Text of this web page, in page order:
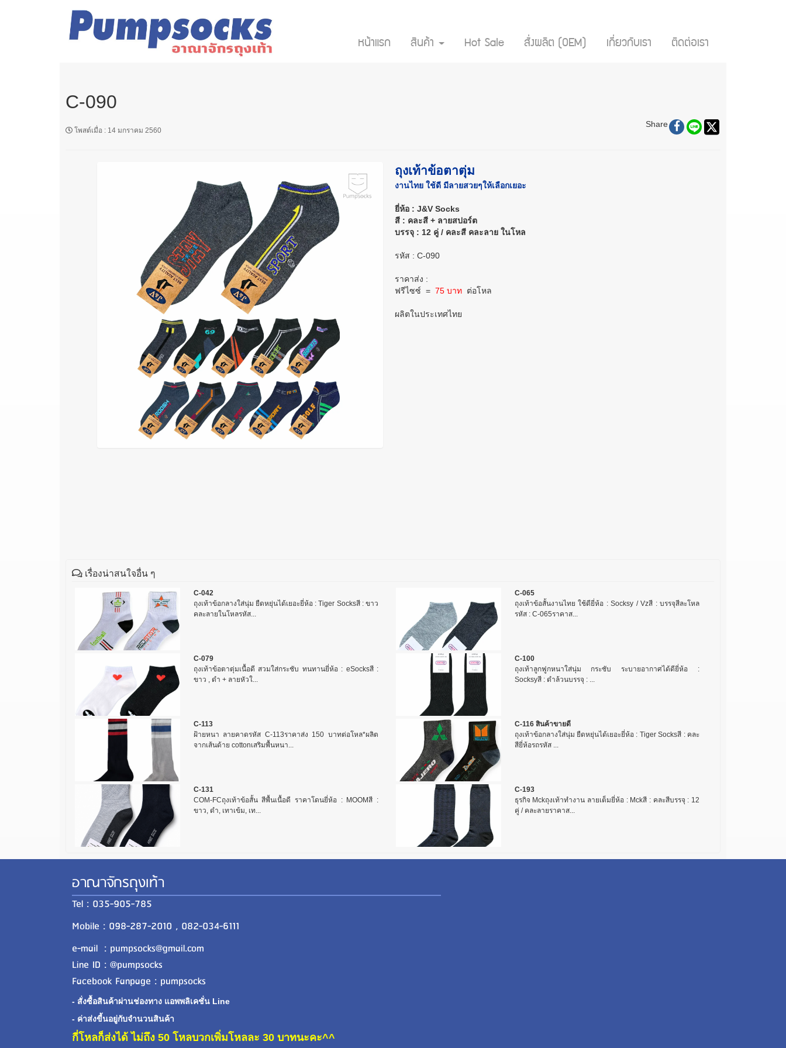
หน้าแรก สินค้า Hot Sale สั่งผลิต (OEM) เกี่ยวกับเรา ติดต่อเรา
C-090
โพสต์เมื่อ : 14 มกราคม 2560
Share
ถุงเท้าข้อตาตุ่ม
งานไทย ใช้ดี มีลายสวยๆให้เลือกเยอะ
ยี่ห้อ : J&V Socks
สี : คละสี + ลายสปอร์ต
บรรจุ : 12 คู่ / คละสี คละลาย ในโหล
รหัส : C-090
ราคาส่ง :
ฟรีไซซ์ = 75 บาท ต่อโหล
ผลิตในประเทศไทย
เรื่องน่าสนใจอื่น ๆ
C-042
ถุงเท้าข้อกลางใส่นุ่ม ยืดหยุ่นได้เยอะยี่ห้อ : Tiger Socksสี : ขาว
คละลายในโหลรหัส...
C-065
ถุงเท้าข้อสั้นงานไทย ใช้ดียี่ห้อ : Socksy / Vzสี : บรรจุสีละโหล
รหัส : C-065ราคาส...
C-079
ถุงเท้าข้อตาตุ่มเนื้อดี สวมใส่กระชับ ทนทานยี่ห้อ : eSocksสี :
ขาว , ดำ + ลายหัวใ...
C-100
ถุงเท้าลูกฟูกหนาใส่นุ่ม กระชับ ระบายอากาศได้ดียี่ห้อ :
Socksyสี : ดำล้วนบรรจุ : ...
C-113
ฝ้ายหนา ลายคาดรหัส C-113ราคาส่ง 150 บาทต่อโหล*ผลิต
จากเส้นด้าย cottonเสริมพื้นหนา...
C-116 สินค้าขายดี
ถุงเท้าข้อกลางใส่นุ่ม ยืดหยุ่นได้เยอะยี่ห้อ : Tiger Socksสี : คละ
สียี่ห้อรถรหัส ...
C-131
COM-FCถุงเท้าข้อสั้น สีพื้นเนื้อดี ราคาโดนยี่ห้อ : MOOMสี :
ขาว, ดำ, เทาเข้ม, เท...
C-193
ธุรกิจ Mckถุงเท้าทำงาน ลายเต็มยี่ห้อ : Mckสี : คละสีบรรจุ : 12
คู่ / คละลายราคาส...
อาณาจักรถุงเท้า
Tel : 035-905-785
Mobile : 098-287-2010 , 082-034-6111
e-mail : pumpsocks@gmail.com
Line ID : @pumpsocks
Facebook Fanpage : pumpsocks
- สั่งซื้อสินค้าผ่านช่องทาง แอพพลิเคชั่น Line
- ค่าส่งขี้นอยู่กับจำนวนสินค้า
กี่โหลก็ส่งได้ ไม่ถึง 50 โหลบวกเพิ่มโหลละ 30 บาทนะคะ^^